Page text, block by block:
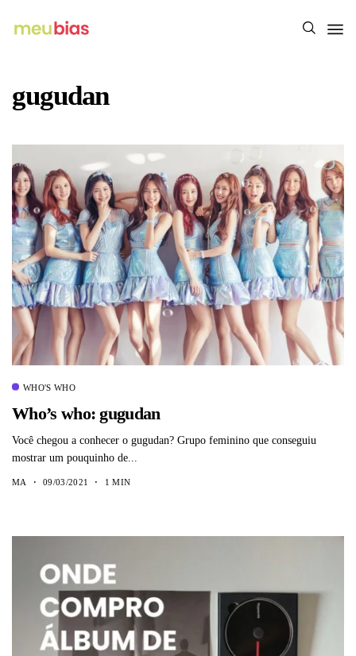
gugudan
WHO'S WHO
Who’s who: gugudan
Você chegou a conhecer o gugudan? Grupo feminino que conseguiu
mostrar um pouquinho de...
MA 09/03/2021 1 MIN